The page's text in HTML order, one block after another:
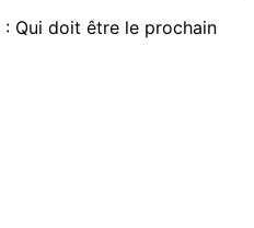
: Qui doit être le prochain